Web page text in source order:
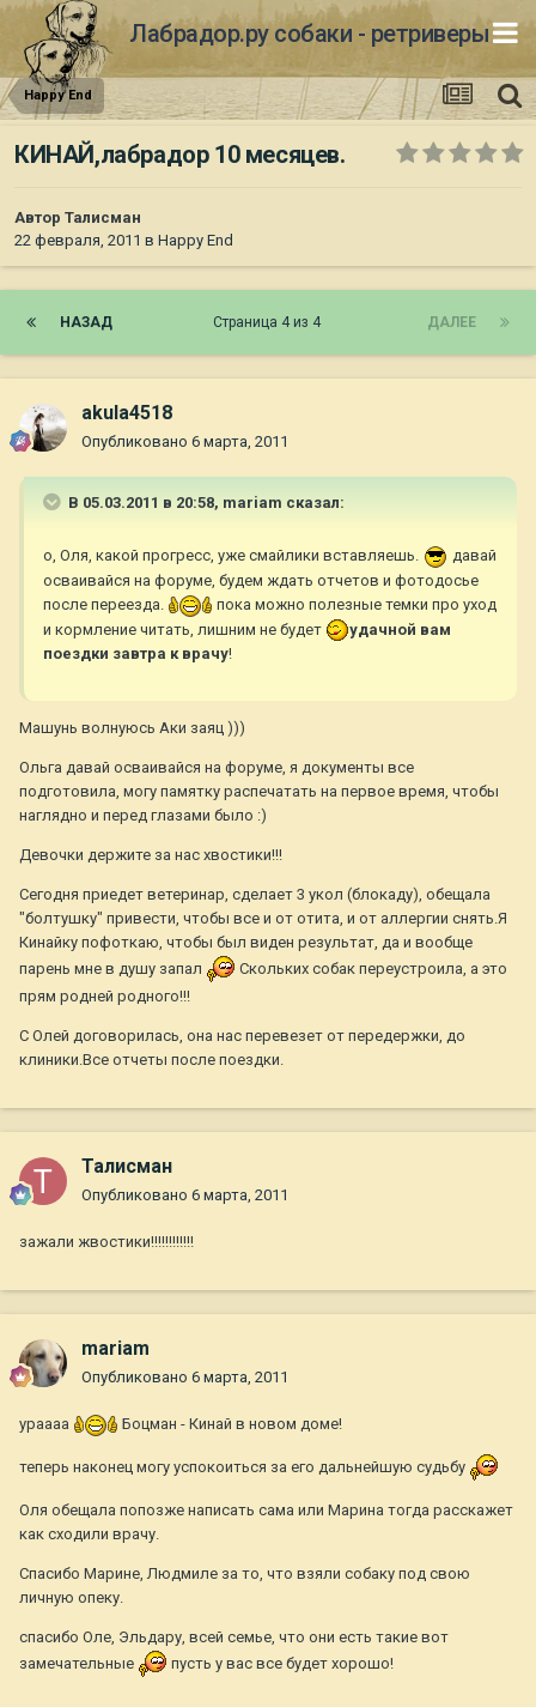
Лабрадор.ру собаки - ретриверы
Happy End
КИНАЙ,лабрадор 10 месяцев.
Автор Талисман
22 февраля, 2011 в Happy End
НАЗАД ДАЛЕЕ
Страница 4 из 4
akula4518
Опубликовано 6 марта, 2011
В 05.03.2011 в 20:58, mariam сказал:
о, Оля, какой прогресс, уже смайлики вставляешь.
давай
осваивайся на форуме, будем ждать отчетов и фотодосье
после переезда.
пока можно полезные темки про уход
и кормление читать, лишним не будет
удачной вам
поездки завтра к врачу!
Машунь волнуюсь Аки заяц )))
Ольга давай осваивайся на форуме, я документы все
подготовила, могу памятку распечатать на первое время, чтобы
наглядно и перед глазами было :)
Девочки держите за нас хвостики!!!
Сегодня приедет ветеринар, сделает 3 укол (блокаду), обещала
"болтушку" привести, чтобы все и от отита, и от аллергии снять.Я
Кинайку пофоткаю, чтобы был виден результат, да и вообще
парень мне в душу запал
Скольких собак переустроила, а это
прям родней родного!!!
С Олей договорилась, она нас перевезет от передержки, до
клиники.Все отчеты после поездки.
Талисман
Опубликовано 6 марта, 2011
зажали жвостики!!!!!!!!!!!!
mariam
Опубликовано 6 марта, 2011
ураааа Боцман - Кинай в новом доме!
теперь наконец могу успокоиться за его дальнейшую судьбу
Оля обещала попозже написать сама или Марина тогда расскажет
как сходили врачу.
Спасибо Марине, Людмиле за то, что взяли собаку под свою
личную опеку.
спасибо Оле, Эльдару, всей семье, что они есть такие вот
замечательные
пусть у вас все будет хорошо!